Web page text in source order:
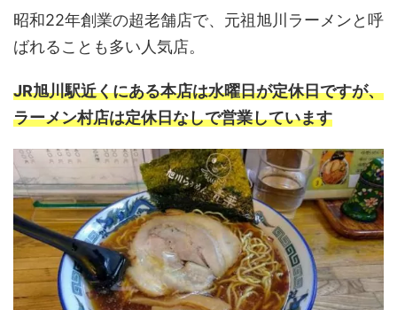
昭和22年創業の超老舗店で、元祖旭川ラーメンと呼
ばれることも多い人気店。
JR旭川駅近くにある本店は水曜日が定休日ですが、
ラーメン村店は定休日なしで営業しています